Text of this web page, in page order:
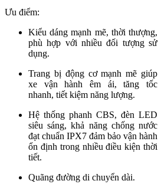
Ưu điểm:
Kiểu dáng mạnh mẽ, thời thượng,
phù hợp với nhiều đối tượng sử
dụng.
Trang bị động cơ mạnh mẽ giúp
xe vận hành êm ái, tăng tốc
nhanh, tiết kiệm năng lượng.
Hệ thống phanh CBS, đèn LED
siêu sáng, khả năng chống nước
đạt chuẩn IPX7 đảm bảo vận hành
ổn định trong nhiều điều kiện thời
tiết.
Quãng đường di chuyển dài.